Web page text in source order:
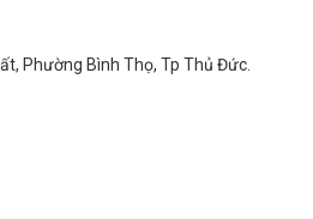
Phường Bình Thọ, Tp Thủ Đức.